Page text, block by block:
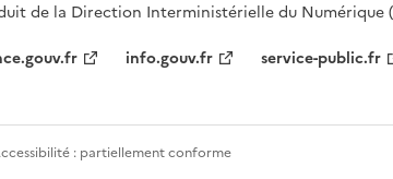
de la Direction Interministérielle du Numérique
info.gouv.fr service-public.fr
: partiellement conforme